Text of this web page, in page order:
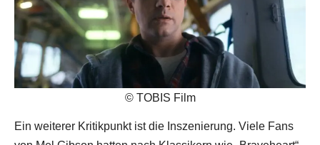
© TOBIS Film
Ein weiterer Kritikpunkt ist die Inszenierung. Viele Fans